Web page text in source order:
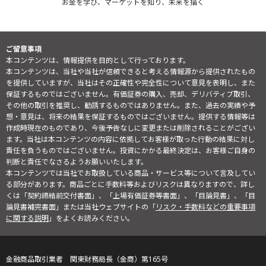
お金を学び、マーケットを知り、未来を描く
ご留意事項
本コンテンツは、情報提供を目的として行っております。
本コンテンツは、当社や当社が信頼できると考える情報源から提供されたもの
を提供していますが、当社はその正確性や完全性について意見を表明し、また
保証するものではございません。有価証券の購入、売却、デリバティブ取引、
その他の取引を推奨し、勧誘するものではありません。また、過去の実績や予
想・意見は、将来の結果を保証するものではございません。提供する情報等は
作成時現在のものであり、今後予告なしに変更または削除されることがござい
ます。当社は本コンテンツの内容に依拠してお客様が取った行動の結果に対し
責任を負うものではございません。投資にかかる最終決定は、お客様ご自身の
判断と責任でなさるようお願いいたします。
本コンテンツでは当社でお取扱している商品・サービス等について言及してい
る部分があります。商品ごとに手数料等およびリスクは異なりますので、詳し
くは「契約締結前交付書面」、「上場有価証券等書面」、「目論見書」、「目
論見書補完書面」または当社ウェブサイトの「リスク・手数料などの重要事項
に関する説明」をよくお読みください。
金融商品取引業者 関東財務局長（金商）第165号